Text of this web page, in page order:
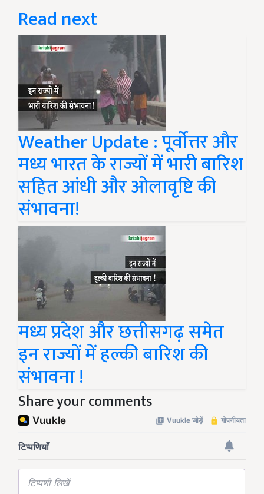
Read next
Weather Update : पूर्वोत्तर और
मध्य भारत के राज्यों में भारी बारिश
सहित आंधी और ओलावृष्टि की
संभावना!
मध्य प्रदेश और छत्तीसगढ़ समेत
इन राज्यों में हल्की बारिश की
संभावना !
Share your comments